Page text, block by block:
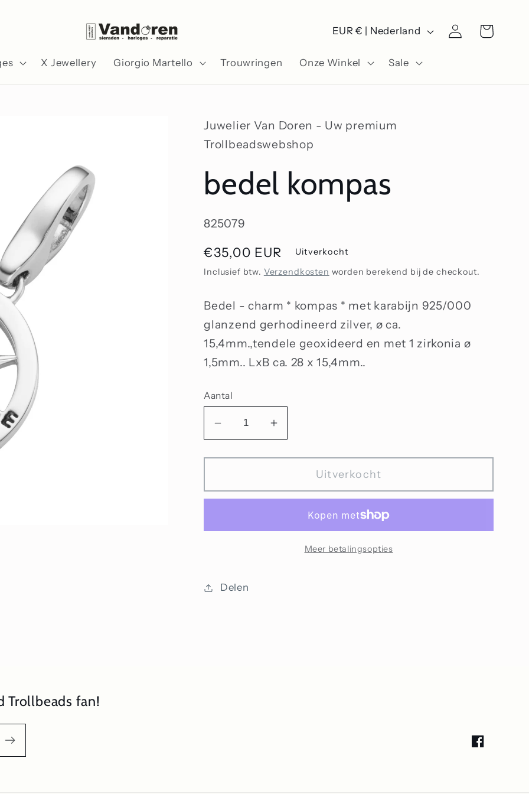
X Jewellery Giorgio Martello Trouwringen Onze Winkel Sale
L
n
/
g
EUR € | Nederland InloggenWinkelwagen
Juwelier Van Doren - Uw premium
Trollbeadswebshop
bedel kompas
SKU:
825079
Normale
prijs
€35,00 EUR
Uitverkocht
Inclusief btw. Verzendkosten worden berekend bij de checkout.
Bedel - charm * kompas * met karabijn 925/000
glanzend gerhodineerd zilver, ø ca.
15,4mm.,tendele geoxideerd en met 1 zirkonia ø
1,5mm.. LxB ca. 28 x 15,4mm..
Aantal
Aantal
voor
kompas
Aantal
voor
kompas
Uitverkocht
Meer betalingsopties
Delen
Trollbeads fan!
Facebook